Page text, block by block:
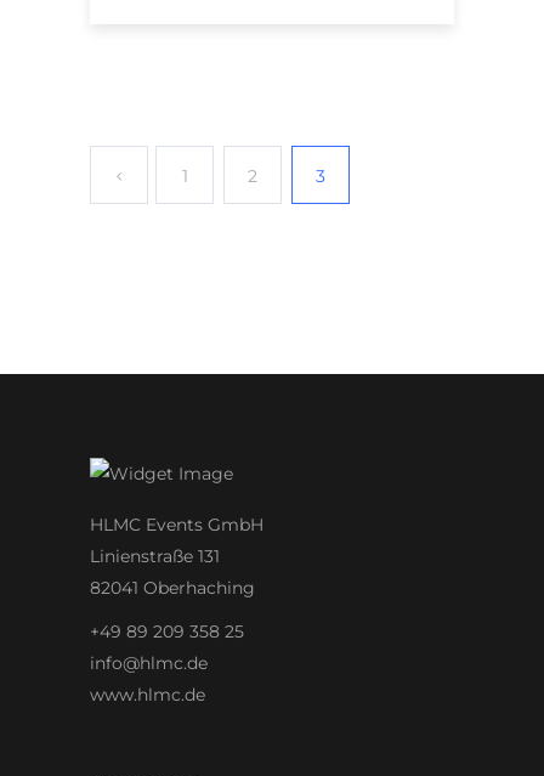
1 2 3
HLMC Events GmbH
Linienstraße 131
82041 Oberhaching
+49 89 209 358 25
info@hlmc.de
www.hlmc.de